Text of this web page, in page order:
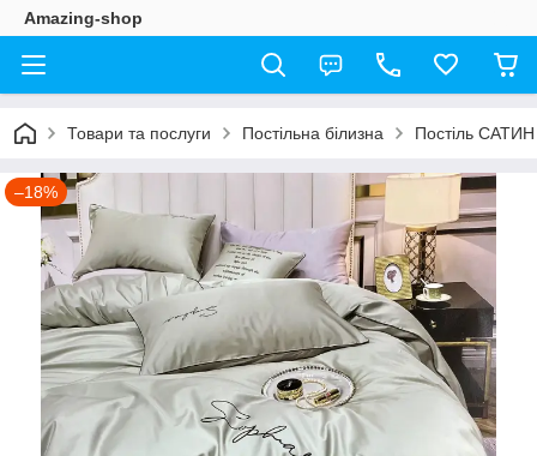
Amazing-shop
Товари та послуги Постільна білизна Постіль САТИН
–18%